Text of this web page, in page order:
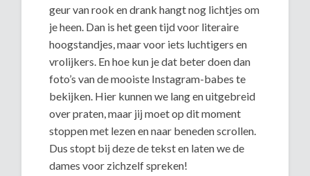
geur van rook en drank hangt nog lichtjes om
je heen. Dan is het geen tijd voor literaire
hoogstandjes, maar voor iets luchtigers en
vrolijkers. En hoe kun je dat beter doen dan
foto’s van de mooiste Instagram-babes te
bekijken. Hier kunnen we lang en uitgebreid
over praten, maar jij moet op dit moment
stoppen met lezen en naar beneden scrollen.
Dus stopt bij deze de tekst en laten we de
dames voor zichzelf spreken!